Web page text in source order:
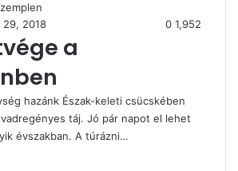
29, 2018 0 1,952
a
hazánk Észak-keleti csücskében
táj. Jó pár napot el lehet
évszakban. A túrázni…